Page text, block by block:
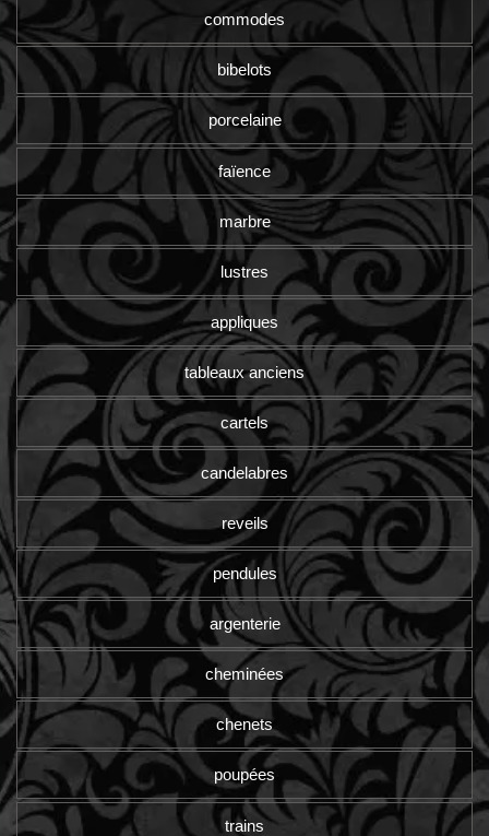
commodes
bibelots
porcelaine
faïence
marbre
lustres
appliques
tableaux anciens
cartels
candelabres
reveils
pendules
argenterie
cheminées
chenets
poupées
trains